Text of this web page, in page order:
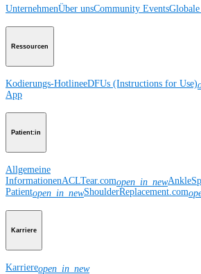
UnternehmenÜber unsCommunity Events
Ressourcen
Kodierungs-HotlineeDFUs (Instructions for Use)
App
Patient:in
Allgemeine
InformationenACLTear.comopen_in_new
Patientopen_in_newShoulderReplacement.com
Karriere
Karriereopen_in_new